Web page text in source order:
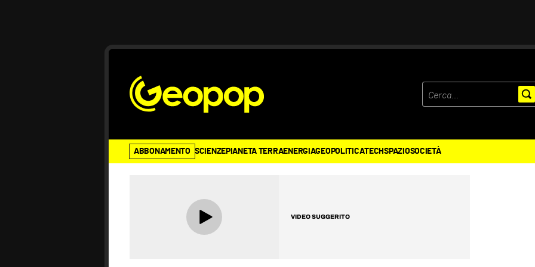
ABBONAMENTO SCIENZEPIANETA TERRAENERGIAGEOPOLITICATECHSPAZIOSOCIETÀ
VIDEO SUGGERITO